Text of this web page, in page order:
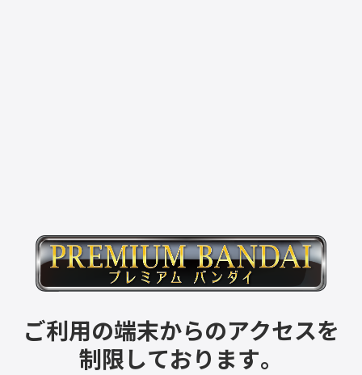
ご利用の端末からのアクセスを
制限しております。